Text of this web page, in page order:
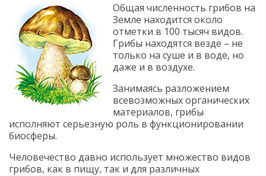
Общая численность грибов на
Земле находится около
отметки в 100 тысяч видов.
Грибы находятся везде – не
только на суше и в воде, но
даже и в воздухе.
Занимаясь разложением
всевозможных органических
материалов, грибы
исполняют серьезную роль в функционировании
биосферы.
Человечество давно использует множество видов
грибов, как в пищу, так и для различных